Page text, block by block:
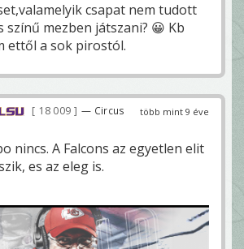
csapat nem tudott
színű mezben játszani? 😀 Kb
ettől a sok pirostól.
több mint 9 éve
18 009
— Circus
nincs. A Falcons az egyetlen elit
es az eleg is.